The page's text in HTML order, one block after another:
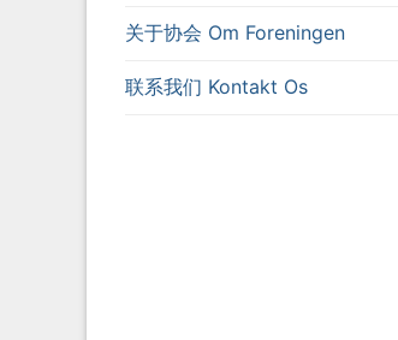
关于协会 Om Foreningen
联系我们 Kontakt Os